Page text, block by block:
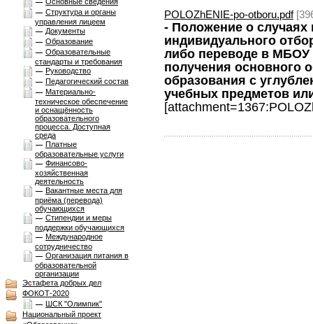
Структура и органы
управления лицеем
Документы
Образование
Образовательные
стандарты и требования
Руководство
Педагогический состав
Материально-
техническое обеспечение
и оснащённость
образовательного
процесса. Доступная
среда
Платные
образовательные услуги
Финансово-
хозяйственная
деятельность
Вакантные места для
приёма (перевода)
обучающихся
Стипендии и меры
поддержки обучающихся
Международное
сотрудничество
Организация питания в
образовательной
организации
Эстафета добрых дел
ФОКОТ-2020
ШСК "Олимпик"
Национальный проект
POLOZhENIE-po-otboru.pdf
- Положение о случаях
индивидуального
либо переводе в МБОУ
получения основного
образования с
учебных предметов